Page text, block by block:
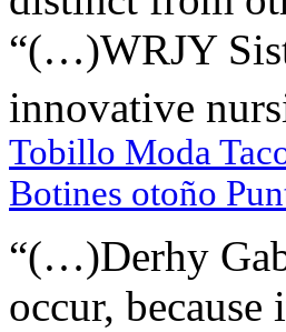
“(…)WRJY
innovative
Tobillo Moda
Botines otoño
“(…)Derhy
occur,